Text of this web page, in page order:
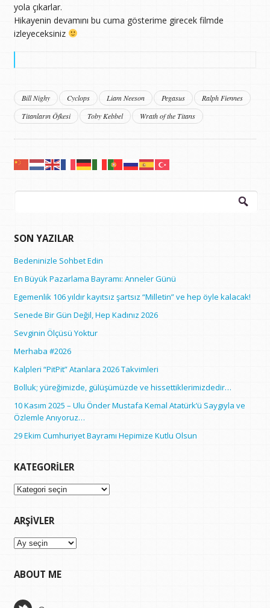
yola çıkarlar.
Hikayenin devamını bu cuma gösterime girecek filmde
izleyeceksiniz
Bill Nighy Cyclops Liam Neeson Pegasus
Ralph Fiennes
Titanların Öfkesi
Toby Kebbel Wrath of the Titans
Arama:
SON YAZILAR
Bedeninizle Sohbet Edin
En Büyük Pazarlama Bayramı: Anneler Günü
Egemenlik 106 yıldır kayıtsız şartsız “Milletin” ve hep öyle kalacak!
Senede Bir Gün Değil, Hep Kadınız 2026
Sevginin Ölçüsü Yoktur
Merhaba #2026
Kalpleri “PitPit” Atanlara 2026 Takvimleri
Bolluk; yüreğimizde, gülüşümüzde ve hissettiklerimizdedir…
10 Kasım 2025 – Ulu Önder Mustafa Kemal Atatürk’ü Saygıyla ve
Özlemle Anıyoruz…
29 Ekim Cumhuriyet Bayramı Hepimize Kutlu Olsun
KATEGORILER
Kategoriler
ARŞIVLER
Arşivler
ABOUT ME